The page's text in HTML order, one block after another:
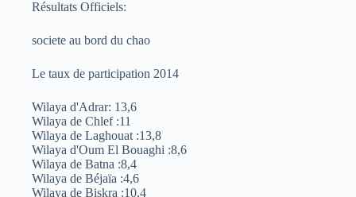
Résultats Officiels:
societe au bord du chao
Le taux de participation 2014
Wilaya d'Adrar: 13,6
Wilaya de Chlef :11
Wilaya de Laghouat :13,8
Wilaya d'Oum El Bouaghi :8,6
Wilaya de Batna :8,4
Wilaya de Béjaïa :4,6
Wilaya de Biskra :10,4